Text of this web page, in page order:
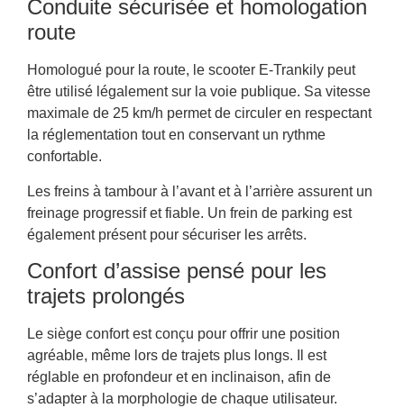
Conduite sécurisée et homologation
route
Homologué pour la route, le scooter E-Trankily peut
être utilisé légalement sur la voie publique. Sa vitesse
maximale de 25 km/h permet de circuler en respectant
la réglementation tout en conservant un rythme
confortable.
Les freins à tambour à l’avant et à l’arrière assurent un
freinage progressif et fiable. Un frein de parking est
également présent pour sécuriser les arrêts.
Confort d’assise pensé pour les
trajets prolongés
Le siège confort est conçu pour offrir une position
agréable, même lors de trajets plus longs. Il est
réglable en profondeur et en inclinaison, afin de
s’adapter à la morphologie de chaque utilisateur.